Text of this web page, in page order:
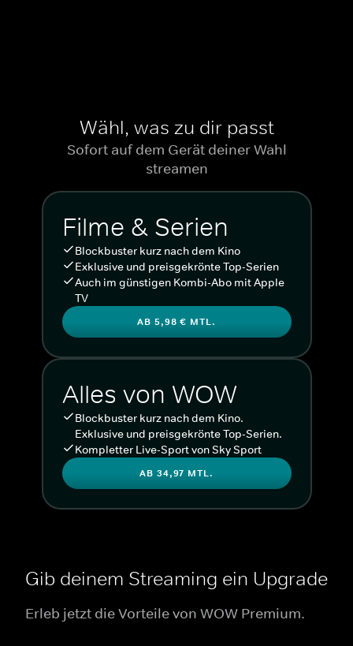
Wähl, was zu dir passt
Sofort auf dem Gerät deiner Wahl
streamen
Filme & Serien
Blockbuster kurz nach dem Kino
Exklusive und preisgekrönte Top-Serien
Auch im günstigen Kombi-Abo mit Apple
TV
AB 5,98 € MTL.
Alles von WOW
Blockbuster kurz nach dem Kino.
Exklusive und preisgekrönte Top-Serien.
Kompletter Live-Sport von Sky Sport
AB 34,97 MTL.
Gib deinem Streaming ein Upgrade
Erleb jetzt die Vorteile von WOW Premium.